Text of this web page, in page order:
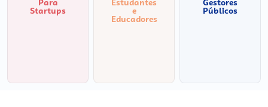
Para
Startups
Estudantes
e
Educadores
Gestores
Públicos